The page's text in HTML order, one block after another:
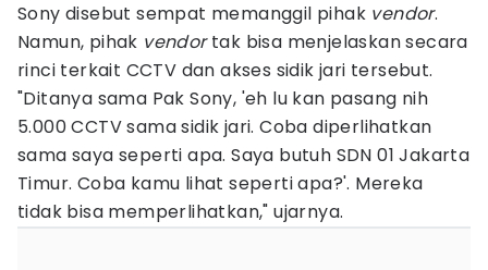
Sony disebut sempat memanggil pihak vendor.
Namun, pihak vendortak bisa menjelaskan secara
rinci terkait CCTV dan akses sidik jari tersebut.
"Ditanya sama Pak Sony, 'eh lu kan pasang nih
5.000 CCTV sama sidik jari. Coba diperlihatkan
sama saya seperti apa. Saya butuh SDN 01 Jakarta
Timur. Coba kamu lihat seperti apa?'. Mereka
tidak bisa memperlihatkan," ujarnya.